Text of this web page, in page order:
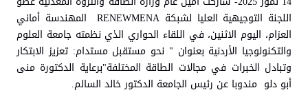
اللجنة التوجيهية العليا لشبكة RENEWMENA المهندسة أماني
العزام، اليوم الاثنين، في اللقاء الحواري الذي نظمته جامعة العلوم
والتكنولوجيا الأردنية بعنوان " نحو مستقبل مستدام: تعزيز الابتكار
وتبادل الخبرات في مجالات الطاقة المختلفة"برعاية الدكتورة منى
أبو دلو مندوبا عن رئيس الجامعة الدكتور خالد السالم.